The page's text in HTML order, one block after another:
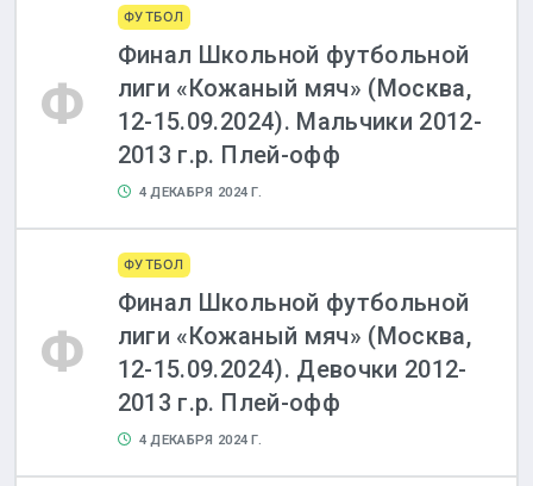
Ф
ФУТБОЛ
Финал Школьной футбольной
лиги «Кожаный мяч» (Москва,
12-15.09.2024). Мальчики 2012-
2013 г.р. Плей-офф
4 ДЕКАБРЯ 2024 Г.
Ф
ФУТБОЛ
Финал Школьной футбольной
лиги «Кожаный мяч» (Москва,
12-15.09.2024). Девочки 2012-
2013 г.р. Плей-офф
4 ДЕКАБРЯ 2024 Г.